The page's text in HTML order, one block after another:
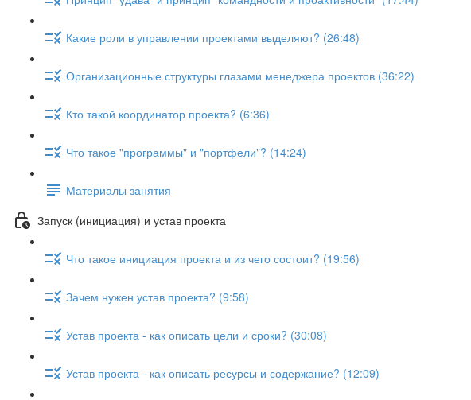
Какие роли в управлении проектами выделяют? (26:48)
Организационные структуры глазами менеджера проектов (36:22)
Кто такой координатор проекта? (6:36)
Что такое "программы" и "портфели"? (14:24)
Материалы занятия
Запуск (инициация) и устав проекта
Что такое инициация проекта и из чего состоит? (19:56)
Зачем нужен устав проекта? (9:58)
Устав проекта - как описать цели и сроки? (30:08)
Устав проекта - как описать ресурсы и содержание? (12:09)